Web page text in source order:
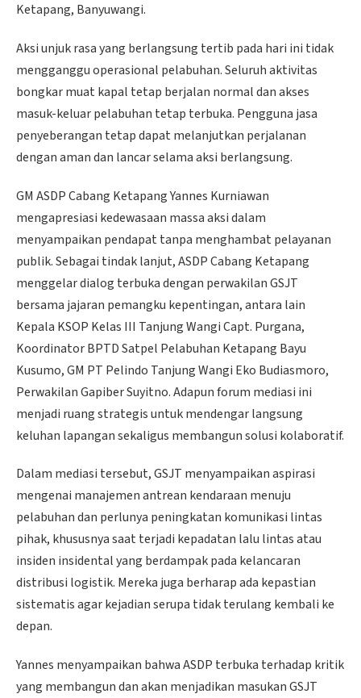
Ketapang, Banyuwangi.
Aksi unjuk rasa yang berlangsung tertib pada hari ini tidak
mengganggu operasional pelabuhan. Seluruh aktivitas
bongkar muat kapal tetap berjalan normal dan akses
masuk-keluar pelabuhan tetap terbuka. Pengguna jasa
penyeberangan tetap dapat melanjutkan perjalanan
dengan aman dan lancar selama aksi berlangsung.
GM ASDP Cabang Ketapang Yannes Kurniawan
mengapresiasi kedewasaan massa aksi dalam
menyampaikan pendapat tanpa menghambat pelayanan
publik. Sebagai tindak lanjut, ASDP Cabang Ketapang
menggelar dialog terbuka dengan perwakilan GSJT
bersama jajaran pemangku kepentingan, antara lain
Kepala KSOP Kelas III Tanjung Wangi Capt. Purgana,
Koordinator BPTD Satpel Pelabuhan Ketapang Bayu
Kusumo, GM PT Pelindo Tanjung Wangi Eko Budiasmoro,
Perwakilan Gapiber Suyitno. Adapun forum mediasi ini
menjadi ruang strategis untuk mendengar langsung
keluhan lapangan sekaligus membangun solusi kolaboratif.
Dalam mediasi tersebut, GSJT menyampaikan aspirasi
mengenai manajemen antrean kendaraan menuju
pelabuhan dan perlunya peningkatan komunikasi lintas
pihak, khususnya saat terjadi kepadatan lalu lintas atau
insiden insidental yang berdampak pada kelancaran
distribusi logistik. Mereka juga berharap ada kepastian
sistematis agar kejadian serupa tidak terulang kembali ke
depan.
Yannes menyampaikan bahwa ASDP terbuka terhadap kritik
yang membangun dan akan menjadikan masukan GSJT